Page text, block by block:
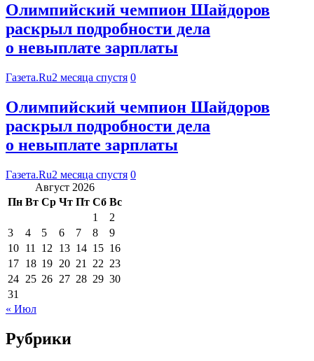
Олимпийский чемпион Шайдоров
раскрыл подробности дела
о невыплате зарплаты
Газета.Ru2 месяца спустя 0
Олимпийский чемпион Шайдоров
раскрыл подробности дела
о невыплате зарплаты
Газета.Ru2 месяца спустя 0
Август 2026
Пн Вт Ср Чт Пт Сб Вс
1
2
3
4 5 6 7 8
9
10 11 12 13 14 15 16
17 18 19 20 21 22 23
24 25 26 27 28 29 30
31
« Июл
Рубрики